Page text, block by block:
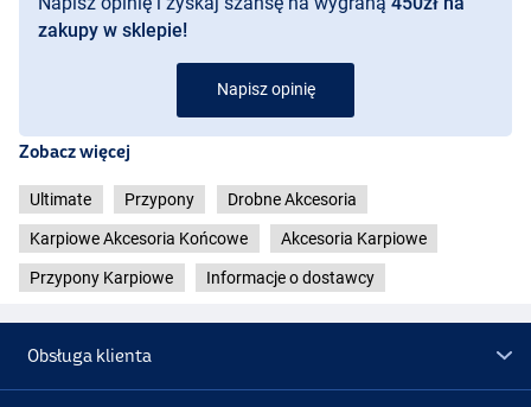
zakupy w sklepie!
Napisz opinię
Zobacz więcej
Ultimate Przypony Drobne Akcesoria
Karpiowe Akcesoria Końcowe Akcesoria Karpiowe
Przypony Karpiowe Informacje o dostawcy
Obsługa klienta